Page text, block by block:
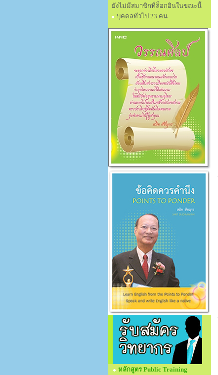
ยังไม่มีสมาชิกที่ล็อกอินในขณะนี้
บุคคลทั่วไป 23 คน
หลักสูตร Public Training